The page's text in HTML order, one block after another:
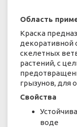
Область
Краска
декоративной
скелетных
растений, с
грызунов, для
Свойства
воде